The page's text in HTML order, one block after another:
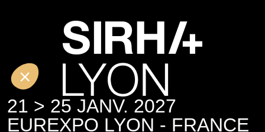
21 > 25 JANV. 2027
EUREXPO LYON - FRANCE